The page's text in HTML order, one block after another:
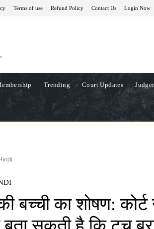
Terms of use Refund Policy Contact Us Login Now
Trending Court Updates
बच्ची का शोषण: